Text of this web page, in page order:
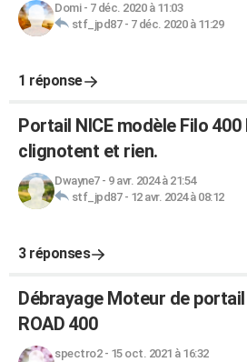
Domi- 7 déc. 2020 à 11:03
stf_jpd87- 7 déc. 2020 à 11:29
1 réponse
Portail NICE modèle Filo 400
clignotent et rien.
Dwayne7- 9 avr. 2024 à 21:54
stf_jpd87- 12 avr. 2024 à 08:12
3 réponses
Débrayage Moteur de
ROAD 400
spectro2- 15 oct. 2021 à 16:32